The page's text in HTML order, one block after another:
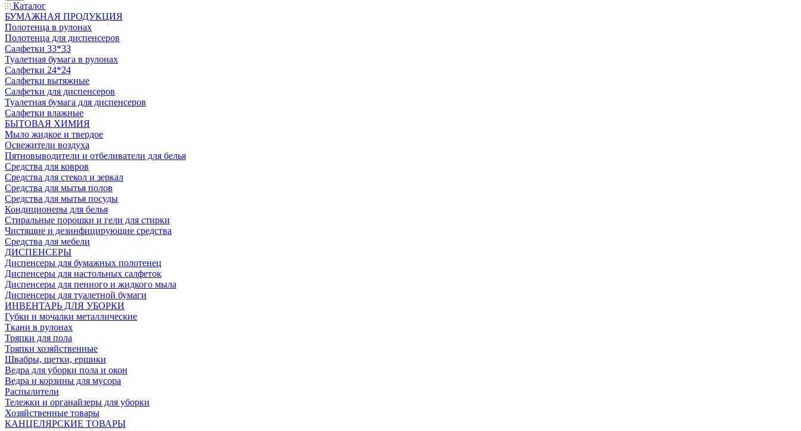
Каталог
БУМАЖНАЯ ПРОДУКЦИЯ
Полотенца в рулонах
Полотенца для диспенсеров
Салфетки 33*33
Туалетная бумага в рулонах
Салфетки 24*24
Салфетки вытяжные
Салфетки для диспенсеров
Туалетная бумага для диспенсеров
Салфетки влажные
БЫТОВАЯ ХИМИЯ
Мыло жидкое и твердое
Освежители воздуха
Пятновыводители и отбеливатели для белья
Средства для ковров
Средства для стекол и зеркал
Средства для мытья полов
Средства для мытья посуды
Кондиционеры для белья
Стиральные порошки и гели для стирки
Чистящие и дезинфицирующие средства
Средства для мебели
ДИСПЕНСЕРЫ
Диспенсеры для бумажных полотенец
Диспенсеры для настольных салфеток
Диспенсеры для пенного и жидкого мыла
Диспенсеры для туалетной бумаги
ИНВЕНТАРЬ ДЛЯ УБОРКИ
Губки и мочалки металлические
Ткани в рулонах
Тряпки для пола
Тряпки хозяйственные
Швабры, щетки, ершики
Ведра для уборки пола и окон
Ведра и корзины для мусора
Распылители
Тележки и органайзеры для уборки
Хозяйственные товары
КАНЦЕЛЯРСКИЕ ТОВАРЫ